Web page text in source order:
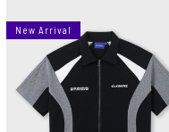
New Arrival